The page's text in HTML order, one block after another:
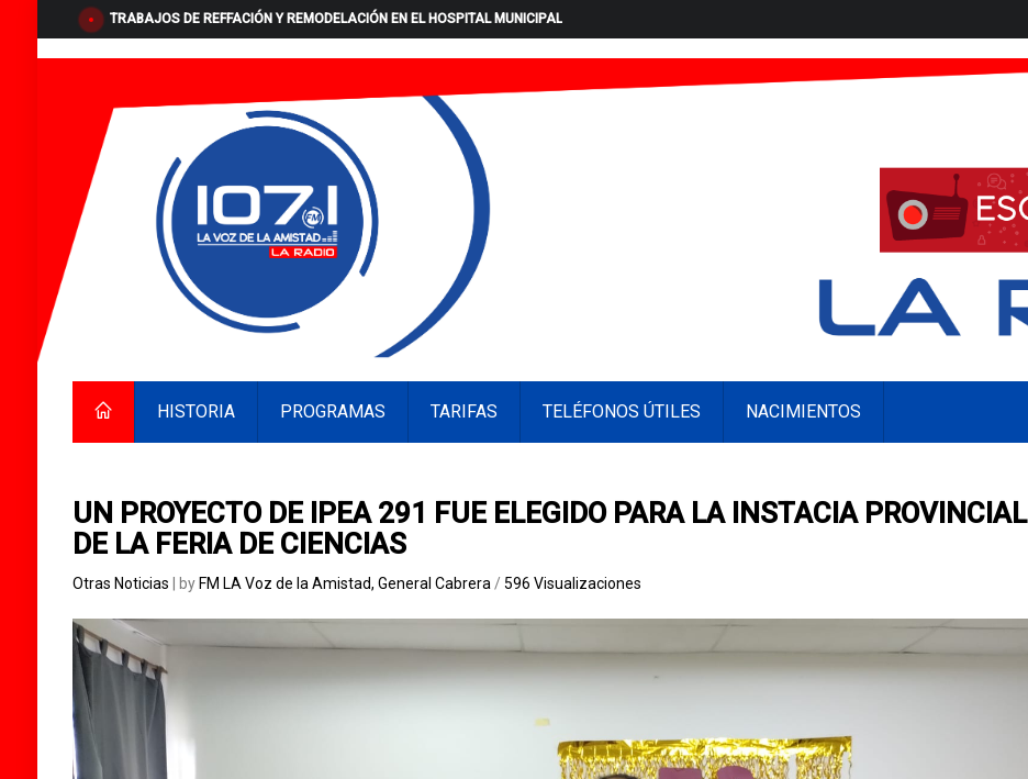
TRABAJOS DE REFFACIÓN Y REMODELACIÓN EN EL HOSPITAL MUNICIPAL
HISTORIA PROGRAMAS TARIFAS TELÉFONOS ÚTILES NACIMIENTOS
UN PROYECTO DE IPEA 291 FUE ELEGIDO PARA LA INSTACIA PROVINCIAL
DE LA FERIA DE CIENCIAS
Otras Noticias | by FM LA Voz de la Amistad, General Cabrera /596 Visualizaciones